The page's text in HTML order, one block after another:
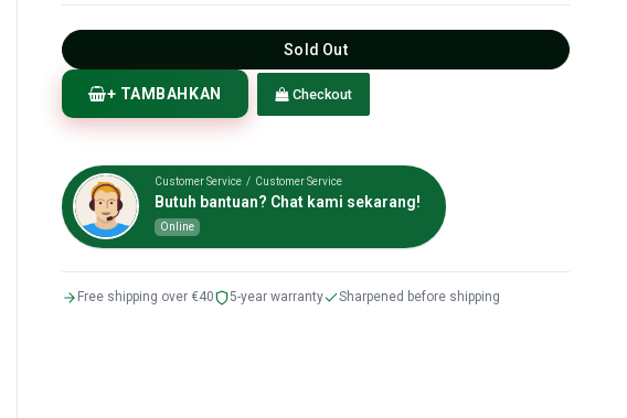
Sold Out
+ TAMBAHKAN Checkout
Customer Service / Customer Service
Butuh bantuan? Chat kami sekarang!
Online
Free shipping over €40 5-year warranty Sharpened before shipping